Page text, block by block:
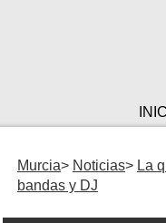
Murcia Noticias
La
bandas y DJ